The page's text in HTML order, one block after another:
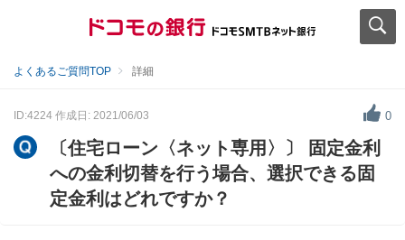
よくあるご質問TOP 詳細
ID:4224 作成日: 2021/06/03 0
〔住宅ローン〈ネット専用〉〕 固定金利
への金利切替を行う場合、選択できる固
定金利はどれですか？